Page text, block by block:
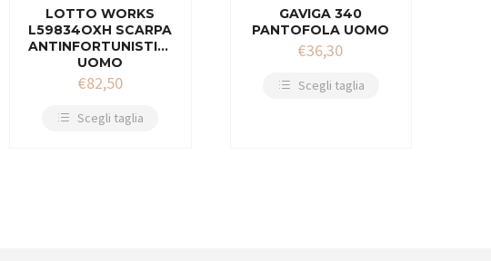
LOTTO WORKS
L59834OXH SCARPA
ANTINFORTUNISTICA
UOMO
€82,50
Scegli taglia
GAVIGA 340
PANTOFOLA UOMO
€36,30
Scegli taglia